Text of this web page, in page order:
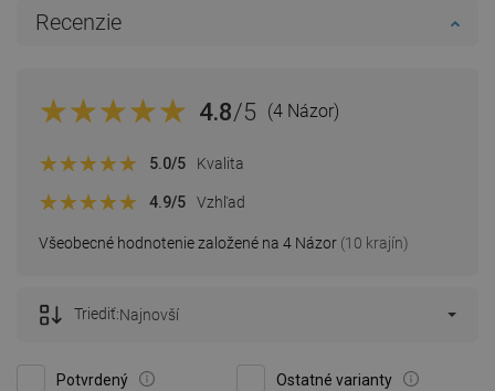
Recenzie
4.8/5 (4 Názor)
Všeobecné hodnotenie založené na 4 Názor (10 krajín)
5.0/5 Kvalita
4.9/5 Vzhľad
Potvrdený Ostatné varianty
Triediť:Najnovší